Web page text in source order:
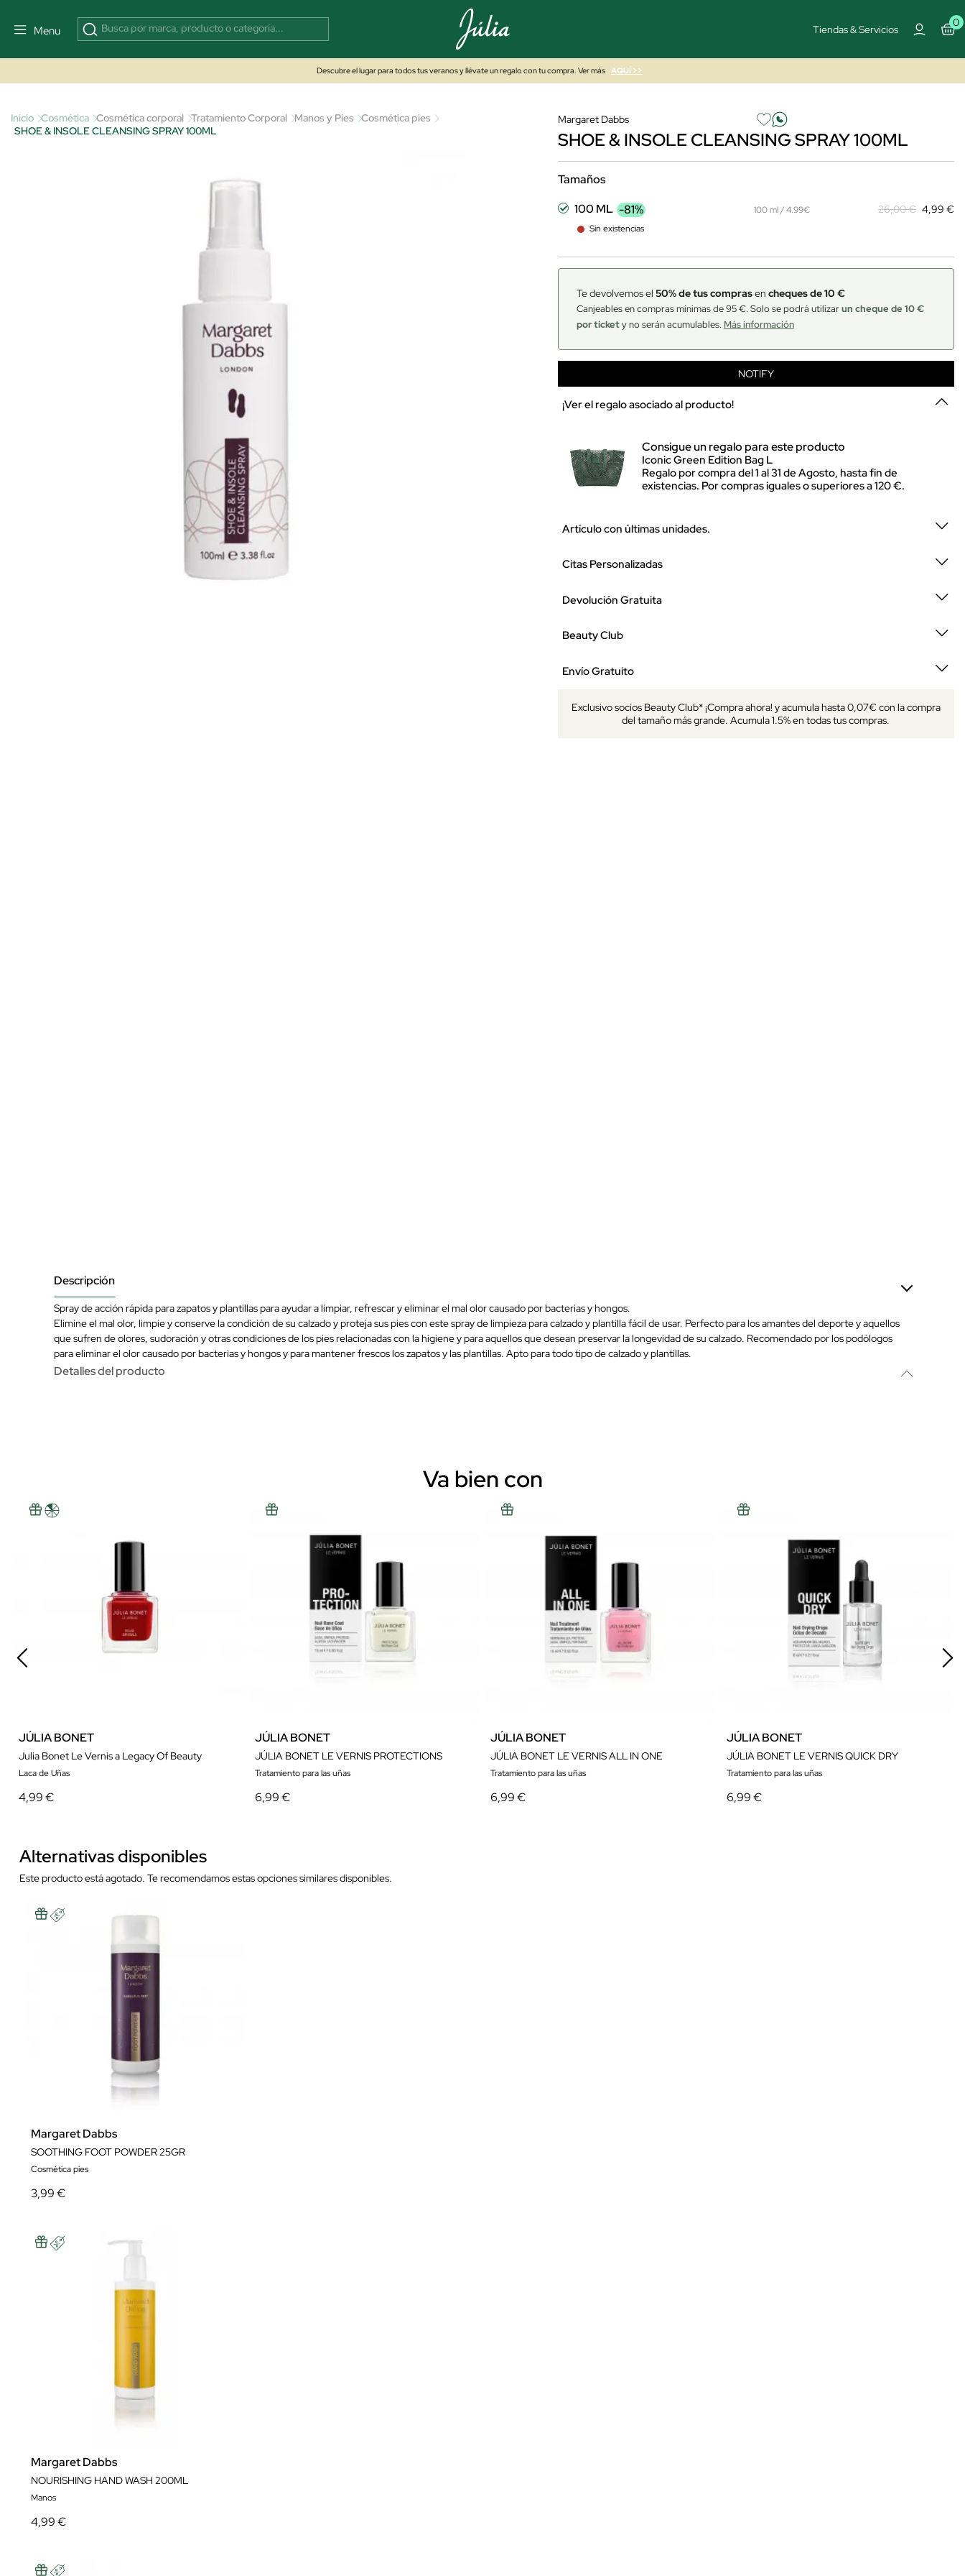
Menu Tiendas & Servicios
0
Descubre el lugar para todos tus veranos y llévate un regalo con tu compra. Ver más AQUÍ >>
Inicio Cosmética Cosmética corporal Tratamiento Corporal Manos y Pies
Cosmética pies
SHOE & INSOLE CLEANSING SPRAY 100ML
Margaret Dabbs
SHOE & INSOLE CLEANSING SPRAY 100ML
Tamaños
100 ML -81%
Sin existencias
100 ml / 4.99€ 26,00 € 4,99 €
Te devolvemos el 50% de tus comprasen cheques de 10 €
Canjeables en compras mínimas de 95 €. Solo se podrá utilizarun cheque de 10 €
por tickety no serán acumulables. Más información
NOTIFY
¡Ver el regalo asociado al producto!
Consigue un regalo para este producto
Iconic Green Edition Bag L
Regalo por compra del 1 al 31 de Agosto, hasta fin de
existencias. Por compras iguales o superiores a 120 €.
Artículo con últimas unidades.
Citas Personalizadas
Devolución Gratuita
Beauty Club
Envío Gratuito
Exclusivo socios Beauty Club* ¡Compra ahora! y acumula hasta 0,07€ con la compra
del tamaño más grande. Acumula 1.5% en todas tus compras.
Descripción
Spray de acción rápida para zapatos y plantillas para ayudar a limpiar, refrescar y eliminar el mal olor causado por bacterias y hongos.
Elimine el mal olor, limpie y conserve la condición de su calzado y proteja sus pies con este spray de limpieza para calzado y plantilla fácil de usar. Perfecto para los amantes del deporte y aquellos
que sufren de olores, sudoración y otras condiciones de los pies relacionadas con la higiene y para aquellos que desean preservar la longevidad de su calzado. Recomendado por los podólogos
para eliminar el olor causado por bacterias y hongos y para mantener frescos los zapatos y las plantillas. Apto para todo tipo de calzado y plantillas.
Detalles del producto
Va bien con
JÚLIA BONET
Julia Bonet Le Vernis a Legacy Of Beauty
Laca de Uñas
4,99 €
JÚLIA BONET
JÚLIA BONET LE VERNIS PROTECTIONS
Tratamiento para las uñas
6,99 €
JÚLIA BONET
JÚLIA BONET LE VERNIS ALL IN ONE
Tratamiento para las uñas
6,99 €
JÚLIA BONET
JÚLIA BONET LE VERNIS QUICK DRY
Tratamiento para las uñas
6,99 €
Alternativas disponibles
Este producto está agotado. Te recomendamos estas opciones similares disponibles.
Margaret Dabbs
SOOTHING FOOT POWDER 25GR
Cosmética pies
3,99 €
Margaret Dabbs
NOURISHING HAND WASH 200ML
Manos
4,99 €